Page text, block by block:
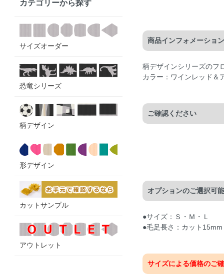
商品インフォメーション
柄デザインシリーズのフ
カラー：ワインレッド＆
ご確認ください
オプションのご選択可
●サイズ：Ｓ・Ｍ・Ｌ
●毛足長さ：カット
サイズによる価格のご
カテゴリーから探す
サイズオーダー
恐竜シリーズ
柄デザイン
形デザイン
カットサンプル
アウトレット